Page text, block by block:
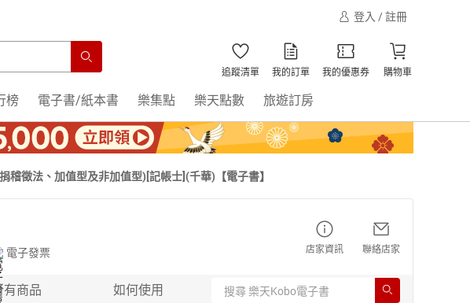
登入 / 註冊
追蹤清單 我的訂單 我的優惠券 購物車
榜 電子書/紙本書 樂集點 樂天點數 旅遊訂房
稽徵法、加值型及非加值型)[記帳士](千華)【電子書】
電子發票 店家資訊 聯絡店家
有商品 如何使用